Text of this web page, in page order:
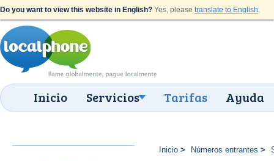
Do you want to view this website in English? Yes, please translate to English.
Inicio Servicios Tarifas Ayuda
Inicio Números entrantes